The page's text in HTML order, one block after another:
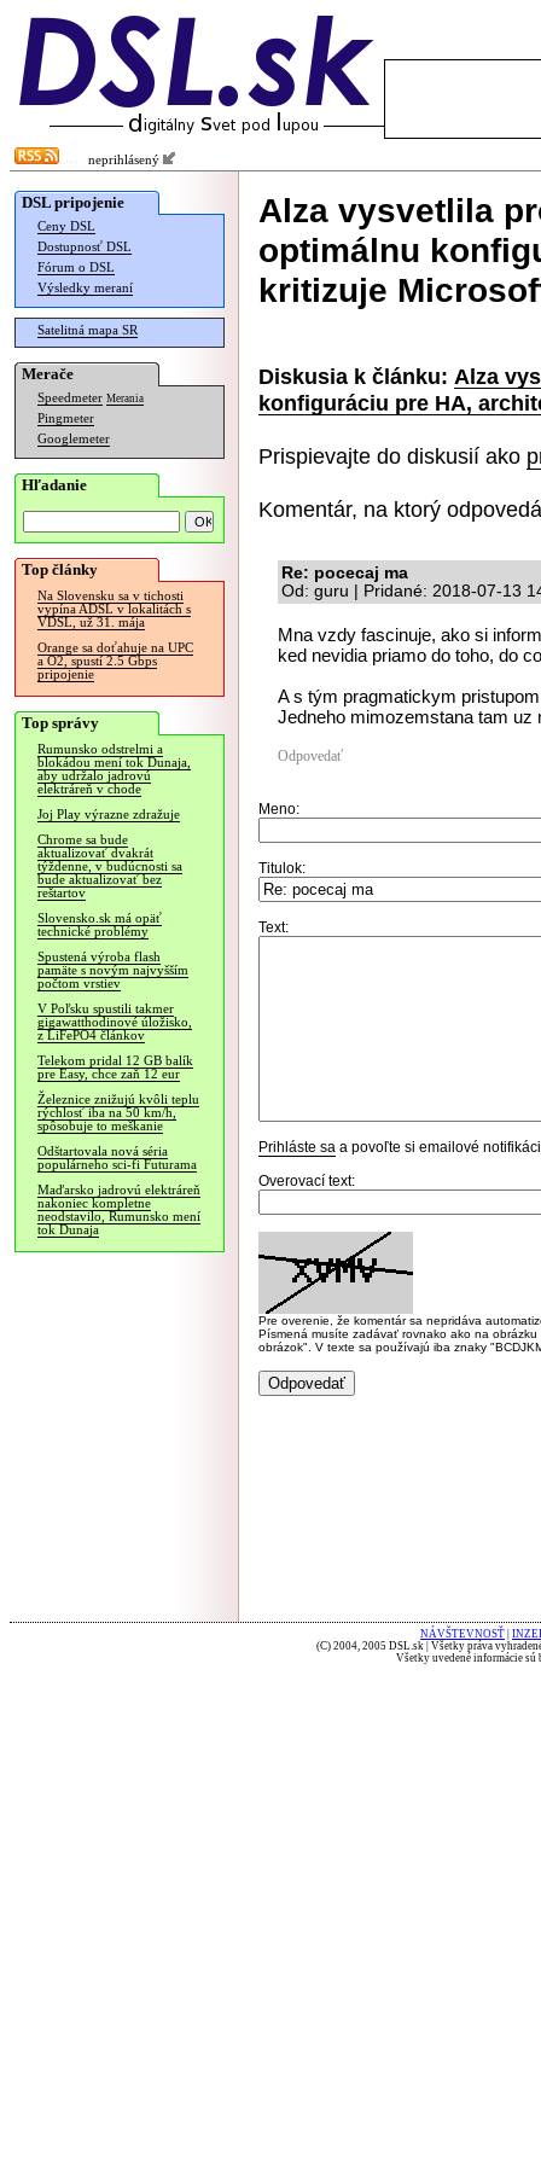
neprihlásený
DSL pripojenie
Ceny DSL
Dostupnosť DSL
Fórum o DSL
Výsledky meraní
Satelitná mapa SR
Merače
Speedmeter Merania
Pingmeter
Googlemeter
Hľadanie
Top články
Na Slovensku sa v tichosti
vypína ADSL v lokalitách s
VDSL, už 31. mája
Orange sa doťahuje na UPC
a O2, spustí 2.5 Gbps
pripojenie
Top správy
Rumunsko odstrelmi a
blokádou mení tok Dunaja,
aby udržalo jadrovú
elektráreň v chode
Joj Play výrazne zdražuje
Chrome sa bude
aktualizovať dvakrát
týždenne, v budúcnosti sa
bude aktualizovať bez
reštartov
Slovensko.sk má opäť
technické problémy
Spustená výroba flash
pamäte s novým najvyšším
počtom vrstiev
V Poľsku spustili takmer
gigawatthodinové úložisko,
z LiFePO4 článkov
Telekom pridal 12 GB balík
pre Easy, chce zaň 12 eur
Železnice znižujú kvôli teplu
rýchlosť iba na 50 km/h,
spôsobuje to meškanie
Odštartovala nová séria
populárneho sci-fi Futurama
Maďarsko jadrovú elektráreň
nakoniec kompletne
neodstavilo, Rumunsko mení
tok Dunaja
Alza vysvetlila
optimálnu
kritizuje
Diskusia k článku: Alza
konfiguráciu pre HA,
Prispievajte do diskusií ako
Komentár, na ktorý
Re: pocecaj ma
Od: guru | Pridané: 2018-07-13
Mna vzdy fascinuje, ako si
ked nevidia priamo do toho, do
A s tým pragmatickym
Jedneho mimozemstana tam uz
Odpovedať
Meno:
Titulok:
Text:
Prihláste sa a povoľte si emailové
Overovací text:
Pre overenie, že komentár sa nepridáva
Písmená musíte zadávať rovnako ako na
obrázok". V texte sa používajú iba znaky
NÁVŠTEVNOSŤ
(C) 2004, 2005 DSL.sk | Všetky práva
Všetky uvedené informácie sú